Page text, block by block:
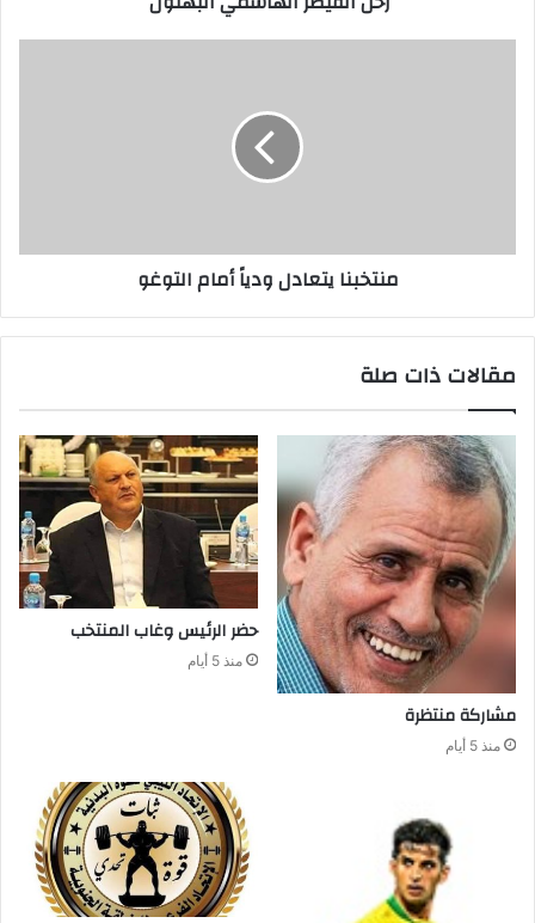
منتخبنا يتعادل ودياً أمام التوغو
مقالات ذات صلة
مشاركة‭ ‬منتظرة
منذ 5 أيام
حضر‭ ‬الرئيس‭ ‬وغاب‭ ‬المنتخب
منذ 5 أيام